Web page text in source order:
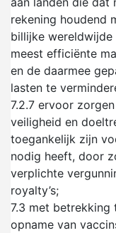
rekening houdend
billijke
meest efficiënte
en de daarmee
lasten te
7.2.7 ervoor
veiligheid en
toegankelijk zijn
nodig heeft, door
verplichte
royalty’s;
7.3 met betrekking
opname van